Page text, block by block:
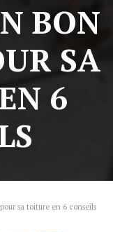
BON
SA
6
sa toiture en 6 conseils